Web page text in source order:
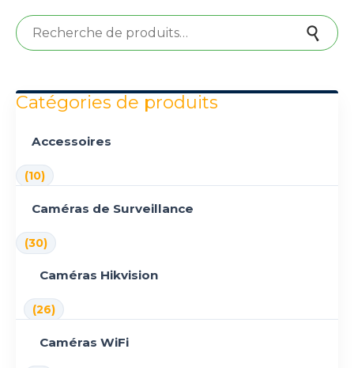
Recherche pour :
Catégories de produits
Accessoires
(10)
Caméras de Surveillance
(30)
Caméras Hikvision
(26)
Caméras WiFi